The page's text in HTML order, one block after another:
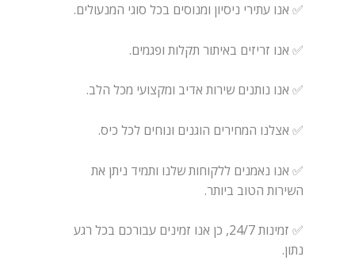
✅ אנו עתירי ניסיון ומנוסים בכל סוגי המנעולים.
✅ אנו זריזים באיתור תקלות ופגמים.
✅ אנו נותנים שירות אדיב ומקצועי מכל הלב.
✅ אצלנו המחירים הוגנים ונוחים לכל כיס.
✅ אנו נאמנים ללקוחות שלנו ותמיד ניתן את
השירות הטוב ביותר.
✅ זמינות 24/7, כן אנו זמינים עבורכם בכל רגע
נתון.